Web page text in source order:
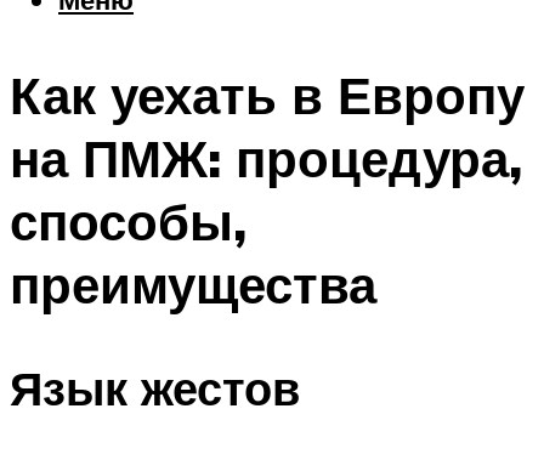
Шоппинг
Что посетить
Меню
Как уехать в Европу
на ПМЖ: процедура,
способы,
преимущества
Язык жестов